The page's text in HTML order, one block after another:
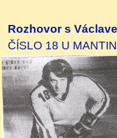
Rozhovor s
ČÍSLO 18 U